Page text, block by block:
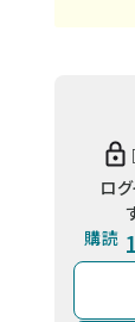
ロ
購読